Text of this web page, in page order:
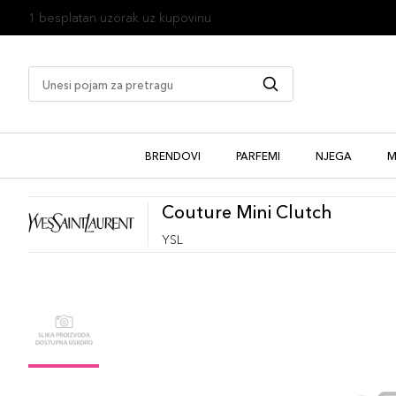
1 besplatan uzorak uz kupovinu
BRENDOVI PARFEMI NJEGA
Couture Mini Clutch
YSL